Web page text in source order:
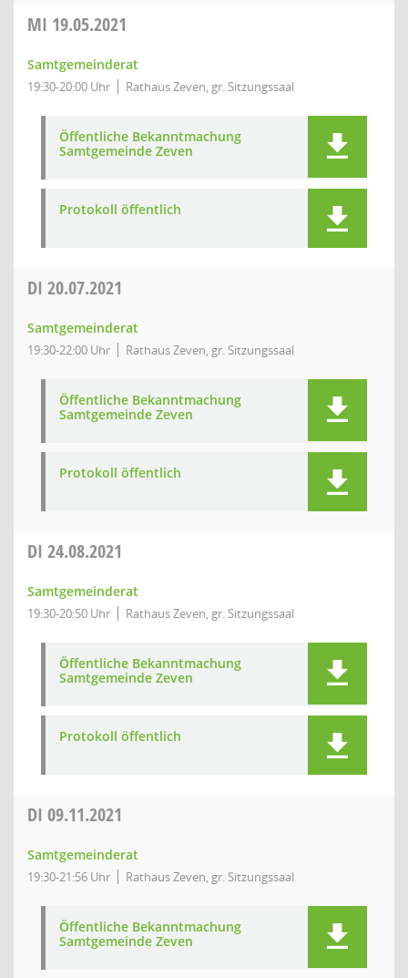
MI 19.05.2021
Samtgemeinderat
19:30-20:00 Uhr Rathaus Zeven, gr. Sitzungssaal
Öffentliche Bekanntmachung
Samtgemeinde Zeven
Protokoll öffentlich
DI 20.07.2021
Samtgemeinderat
19:30-22:00 Uhr Rathaus Zeven, gr. Sitzungssaal
Öffentliche Bekanntmachung
Samtgemeinde Zeven
Protokoll öffentlich
DI 24.08.2021
Samtgemeinderat
19:30-20:50 Uhr Rathaus Zeven, gr. Sitzungssaal
Öffentliche Bekanntmachung
Samtgemeinde Zeven
Protokoll öffentlich
DI 09.11.2021
Samtgemeinderat
19:30-21:56 Uhr Rathaus Zeven, gr. Sitzungssaal
Öffentliche Bekanntmachung
Samtgemeinde Zeven